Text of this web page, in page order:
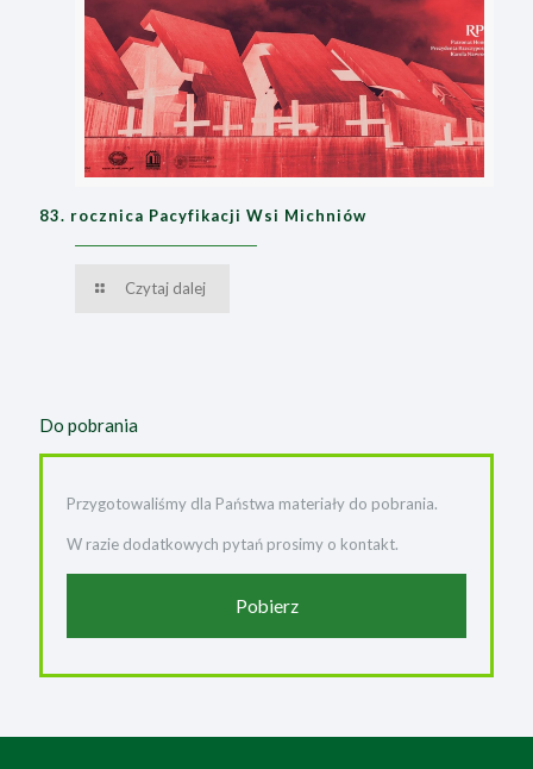
83. rocznica Pacyfikacji Wsi Michniów
Czytaj dalej
Do pobrania
Przygotowaliśmy dla Państwa materiały do pobrania.
W razie dodatkowych pytań prosimy o kontakt.
Pobierz